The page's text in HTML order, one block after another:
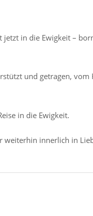
jetzt in die Ewigkeit –
und getragen, vom
in die Ewigkeit.
weiterhin innerlich in